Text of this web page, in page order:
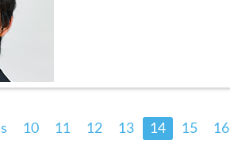
10 11 12 13 14 15 16